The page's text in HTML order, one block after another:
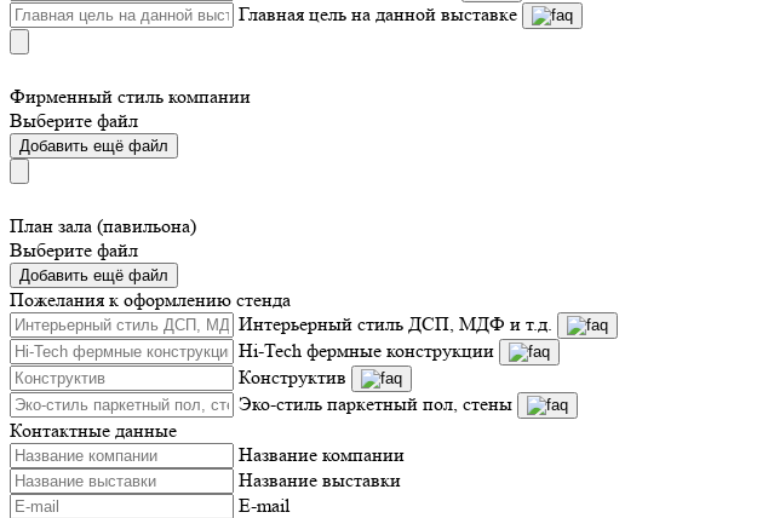
Главная цель на данной выставке
Фирменный стиль компании
Выберите файл
Добавить ещё файл
План зала (павильона)
Выберите файл
Добавить ещё файл
Пожелания к оформлению стенда
Интерьерный стиль ДСП, МДФ и т.д.
Hi-Tech фермные конструкции
Конструктив
Эко-стиль паркетный пол, стены
Контактные данные
Название компании
Название выставки
E-mail